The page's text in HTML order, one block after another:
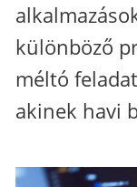
különböző
méltó
akinek havi